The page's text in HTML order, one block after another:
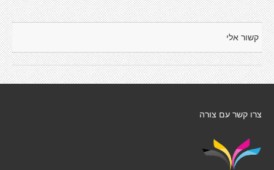
קשור אלי
צרו קשר עם צורה